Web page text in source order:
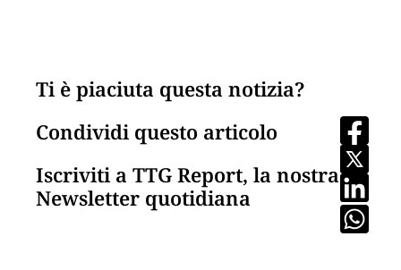
Ti è piaciuta questa notizia?
Condividi questo articolo
Iscriviti a TTG Report, la nostra
Newsletter quotidiana